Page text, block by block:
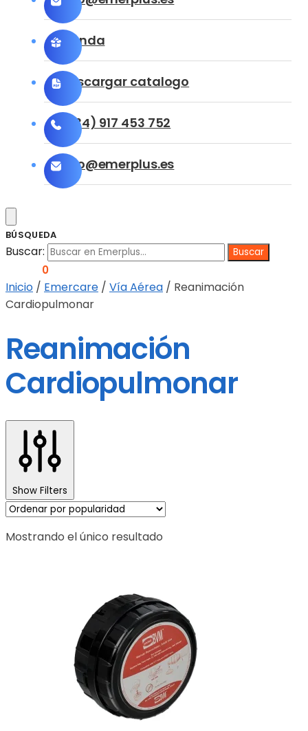
Tienda
Descargar catalogo
(+34) 917 453 752
info@emerplus.es
BÚSQUEDA
Buscar:
0
Inicio / Emercare / Vía Aérea / Reanimación
Cardiopulmonar
Reanimación
Cardiopulmonar
Show Filters
Mostrando el único resultado